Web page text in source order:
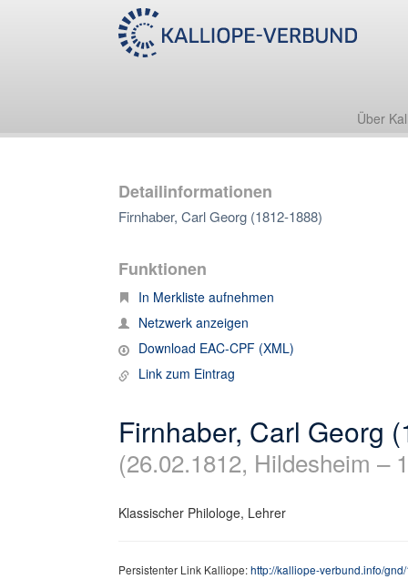
Über
Detailinformationen
Firnhaber, Carl Georg (1812-1888)
Funktionen
In Merkliste aufnehmen
Netzwerk anzeigen
Download EAC-CPF (XML)
Link zum Eintrag
Firnhaber, Carl Georg
(26.02.1812, Hildesheim –
Klassischer Philologe, Lehrer
Persistenter Link Kalliope:http://kalliope-verbund.info/